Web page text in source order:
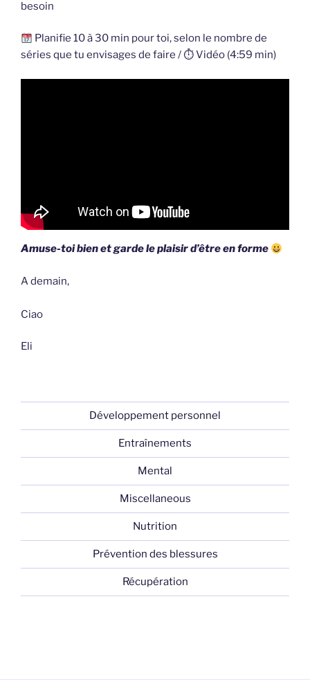
besoin
Planifie 10 à 30 min pour toi, selon le nombre de
séries que tu envisages de faire / ⏱ Vidéo (4:59 min)
Amuse-toi bien et garde le plaisir d’être en forme
A demain,
Ciao
Eli
Développement personnel
Entraînements
Mental
Miscellaneous
Nutrition
Prévention des blessures
Récupération